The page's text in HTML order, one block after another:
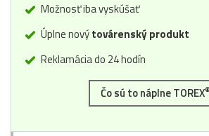
Možnosť iba vyskúšať
Úplne novýtovárenský produkt
Reklamácia do 24 hodín
Čo sú to náplne TOREX®